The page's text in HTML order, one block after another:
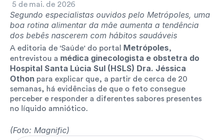
5 de mai. de 2026
Segundo especialistas ouvidos pelo Metrópoles, uma
boa rotina alimentar da mãe aumenta a tendência
dos bebês nascerem com hábitos saudáveis
A editoria de 'Saúde' do portal Metrópoles,
entrevistou a médica ginecologista e obstetra do
Hospital Santa Lúcia Sul (HSLS) Dra. Jéssica
Othon para explicar que, a partir de cerca de 20
semanas, há evidências de que o feto consegue
perceber e responder a diferentes sabores presentes
no líquido amniótico.
(Foto: Magnific)